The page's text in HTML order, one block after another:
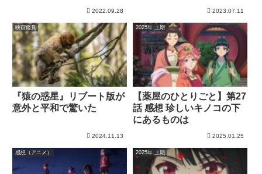
2022.09.28 2023.07.11
映画鑑賞
『猿の惑星』リブート版が
意外と平和で驚いた
2024.11.13
2025年 上期
【薬屋のひとりごと】第27
話 感想 珍しいキノコの下
にあるものは
2025.01.25
感想（アニメ） 2025年 上期